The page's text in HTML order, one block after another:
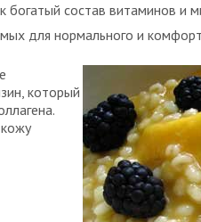
богатый состав витаминов и
для нормального и
который